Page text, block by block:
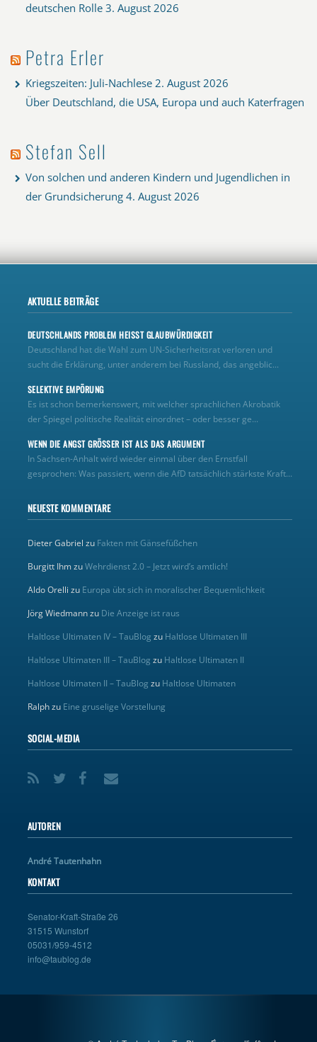
deutschen Rolle 3. August 2026
Petra Erler
Kriegszeiten: Juli-Nachlese 2. August 2026
Über Deutschland, die USA, Europa und auch Katerfragen
Stefan Sell
Von solchen und anderen Kindern und Jugendlichen in
der Grundsicherung 4. August 2026
AKTUELLE BEITRÄGE
DEUTSCHLANDS PROBLEM HEISST GLAUBWÜRDIGKEIT
Deutschland hat die Wahl zum UN‑Sicherheitsrat verloren und
sucht die Erklärung, unter anderem bei Russland, das angeblic...
SELEKTIVE EMPÖRUNG
Es ist schon bemerkenswert, mit welcher sprachlichen Akrobatik
der Spiegel politische Realität einordnet – oder besser ge...
WENN DIE ANGST GRÖSSER IST ALS DAS ARGUMENT
In Sachsen-Anhalt wird wieder einmal über den Ernstfall
gesprochen: Was passiert, wenn die AfD tatsächlich stärkste Kraft...
NEUESTE KOMMENTARE
Dieter Gabriel zu Fakten mit Gänsefüßchen
Burgitt IhmzuWehrdienst 2.0 – Jetzt wird’s amtlich!
Aldo Orelli zu Europa übt sich in moralischer Bequemlichkeit
Jörg Wiedmannzu Die Anzeige ist raus
Haltlose Ultimaten IV – TauBlog zu Haltlose Ultimaten III
Haltlose Ultimaten III – TauBlog zu Haltlose Ultimaten II
Haltlose Ultimaten II – TauBlog zu Haltlose Ultimaten
Ralphzu Eine gruselige Vorstellung
SOCIAL-MEDIA
AUTOREN
André Tautenhahn
KONTAKT
Senator-Kraft-Straße 26
31515 Wunstorf
05031/959-4512
info@taublog.de